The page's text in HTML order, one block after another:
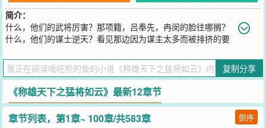
简介：
什么，他们的武将厉害？那项籍，吕奉先，冉闵的脸往哪搁？
什么，他们的谋士逆天？看见那边因为谋主太多而被排挤的要
要离出手的人都死了！什么，他们的兵马精锐？我的先登死士，玄甲
军，背嵬军吃干饭的啊！穿越到苍蓝大陆，这个武魂横行，智谋遮天
的时代，我要用我的双手打造出一片大大的天空，太阳所照，皆为我
大汉帝国。
您要是觉得《称雄天下之猛将如云》还不错的话请不要忘记向您QQ群
和微博微信里的朋友推荐哦！
复制分享
《称雄天下之猛将如云》最新12章节
章节列表，第1章~ 100章/共583章
倒序